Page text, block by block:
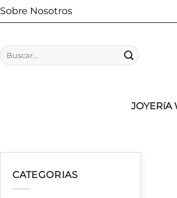
Sobre Nosotros
Buscar
por:
JOYERíA
CATEGORIAS